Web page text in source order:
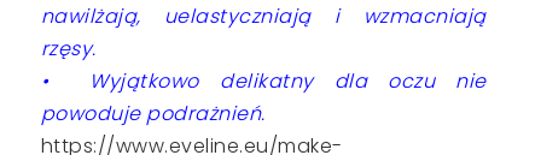
nawilżają, uelastyczniają i wzmacniają
rzęsy.
• Wyjątkowo delikatny dla oczu nie
powoduje podrażnień.
https://www.eveline.eu/make-